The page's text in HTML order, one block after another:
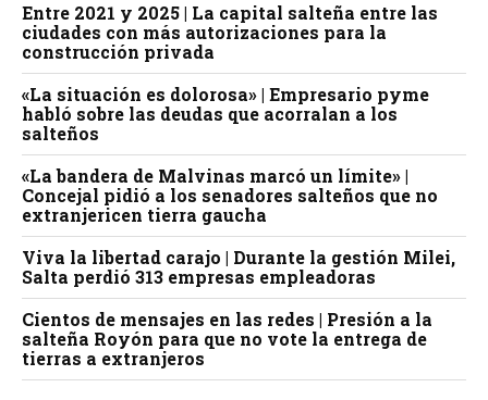
Entre 2021 y 2025 | La capital salteña entre las
ciudades con más autorizaciones para la
construcción privada
«La situación es dolorosa» | Empresario pyme
habló sobre las deudas que acorralan a los
salteños
«La bandera de Malvinas marcó un límite» |
Concejal pidió a los senadores salteños que no
extranjericen tierra gaucha
Viva la libertad carajo | Durante la gestión Milei,
Salta perdió 313 empresas empleadoras
Cientos de mensajes en las redes | Presión a la
salteña Royón para que no vote la entrega de
tierras a extranjeros